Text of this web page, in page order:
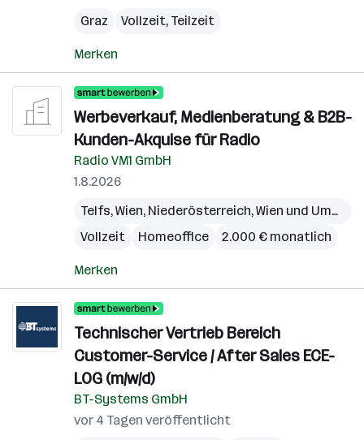
Graz
Vollzeit, Teilzeit
Merken
Werbeverkauf, Medienberatung & B2B-
Kunden-Akquise für Radio
Radio VM1 GmbH
1.8.2026
Telfs,Wien, Niederösterreich,Wien und Umgebung
Vollzeit
Homeoffice 2.000 € monatlich
Merken
Technischer Vertrieb Bereich
Customer-Service / After Sales ECE-
LOG (m/w/d)
BT-Systems GmbH
vor 4 Tagen veröffentlicht